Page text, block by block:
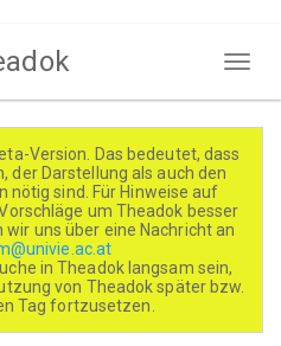
Version. Das bedeutet, dass
der Darstellung als auch den
nötig sind. Für Hinweise auf
um Theadok besser
uns über eine Nachricht an
in Theadok langsam sein,
von Theadok später bzw.
Tag fortzusetzen.